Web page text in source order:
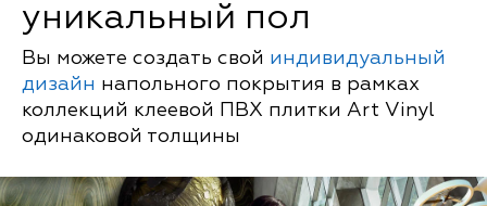
уникальный пол
Вы можете создать свой индивидуальный
дизайн напольного покрытия в рамках
коллекций клеевой ПВХ плитки Art Vinyl
одинаковой толщины